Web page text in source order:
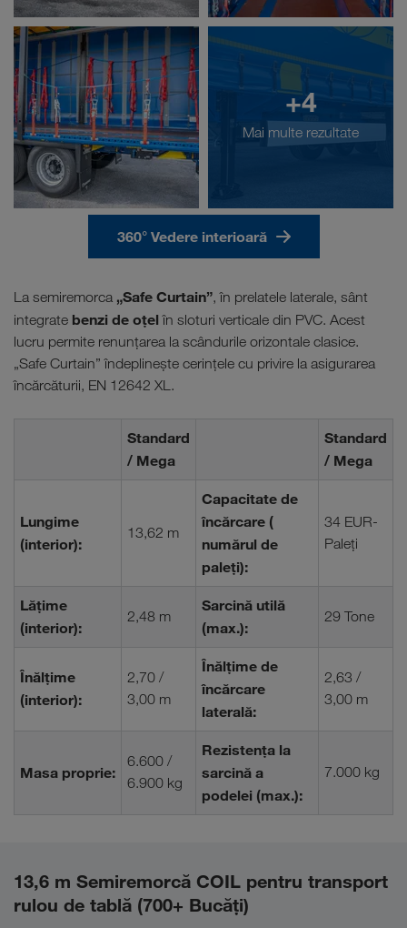
+4
Mai multe rezultate
360° Vedere interioară
La semiremorca „Safe Curtain”, în prelatele laterale, sânt
integrate benzi de oțelîn sloturi verticale din PVC. Acest
lucru permite renunțarea la scândurile orizontale clasice.
„Safe Curtain” îndeplinește cerințele cu privire la asigurarea
încărcăturii, EN 12642 XL.
Standard
/ Mega
Standard
/ Mega
Lungime
(interior):
13,62 m
Capacitate de
încărcare (
numărul de
paleți):
34 EUR-
Paleţi
Lățime
(interior):
2,48 m
Sarcină utilă
(max.):
29 Tone
Înălțime
(interior):
2,70 /
3,00 m
Înălțime de
încărcare
laterală:
2,63 /
3,00 m
Masa proprie:
6.600 /
6.900 kg
Rezistența la
sarcină a
podelei (max.):
7.000 kg
13,6 m Semiremorcă COIL pentru transport
rulou de tablă (700+ Bucăţi)